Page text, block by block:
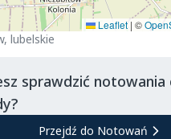
Leaflet | ©
lubelskie
sprawdzić
Przejdź do Notowań